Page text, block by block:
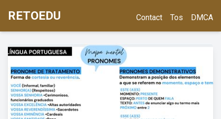
RETOEDU Contact Tos DMCA